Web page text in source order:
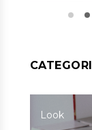
Look